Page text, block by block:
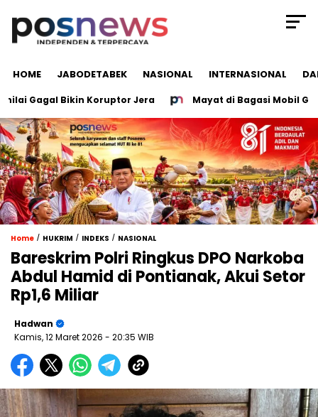
HOME JABODETABEK NASIONAL INTERNASIONAL
Bikin Koruptor Jera Mayat di Bagasi Mobil
Home / HUKRIM / INDEKS / NASIONAL
Bareskrim Polri Ringkus DPO Narkoba
Abdul Hamid di Pontianak, Akui Setor
Rp1,6 Miliar
Hadwan
Kamis, 12 Maret 2026 - 20:35 WIB